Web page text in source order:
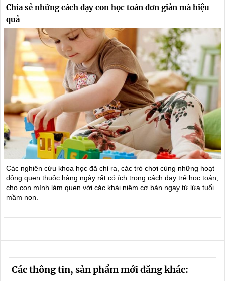
Chia sẻ những cách dạy con học toán đơn giản mà hiệu
quả
Các nghiên cứu khoa học đã chỉ ra, các trò chơi cùng những hoạt
động quen thuộc hàng ngày rất có ích trong cách dạy trẻ học toán,
cho con mình làm quen với các khái niệm cơ bản ngay từ lứa tuổi
mầm non.
Các thông tin, sản phẩm mới đăng khác: